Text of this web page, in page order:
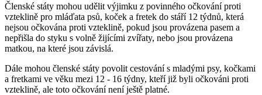
Členské státy mohou udělit výjimku z povinného očkování proti
vzteklině pro mláďata psů, koček a fretek do stáří 12 týdnů, která
nejsou očkována proti vzteklině, pokud jsou provázena pasem a
nepřišla do styku s volně žijícími zvířaty, nebo jsou provázena
matkou, na které jsou závislá.
Dále mohou členské státy povolit cestování s mladými psy, kočkami
a fretkami ve věku mezi 12 - 16 týdny, kteří již byli očkováni proti
vzteklině, ale toto očkování není ještě platné.